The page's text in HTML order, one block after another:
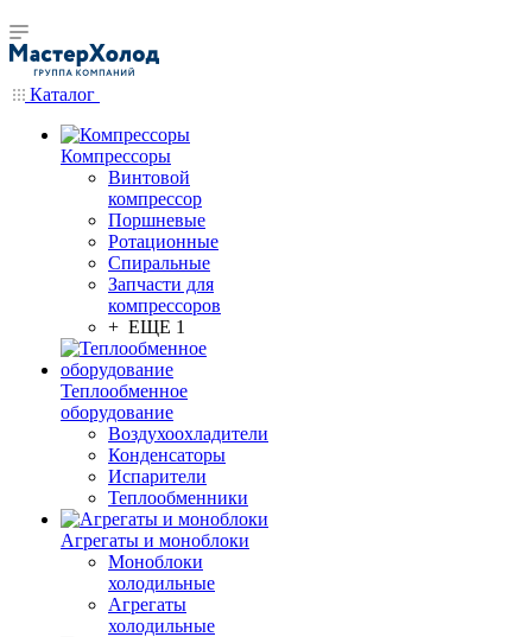
Каталог
Компрессоры
Винтовой
компрессор
Поршневые
Ротационные
Спиральные
Запчасти для
компрессоров
+ ЕЩЕ 1
Теплообменное
оборудование
Воздухоохладители
Конденсаторы
Испарители
Теплообменники
Агрегаты и моноблоки
Моноблоки
холодильные
Агрегаты
холодильные